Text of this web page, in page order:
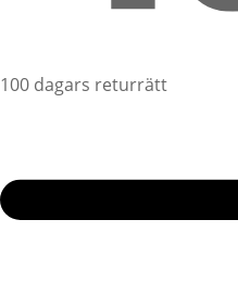
100 dagars returrätt